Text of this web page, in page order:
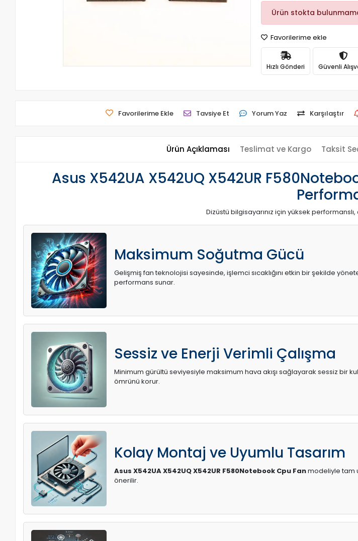
Ürün stokta
Favorilerime ekle
Hızlı Gönderi Güvenli
Favorilerime Ekle Tavsiye Et Yorum Yaz Karşılaştır
Ürün Açıklaması Teslimat ve Kargo Taksit
Asus X542UA X542UQ X542UR
Dizüstü bilgisayarınız için yüksek performanslı,
Maksimum Soğutma Gücü
Gelişmiş fan teknolojisi sayesinde, işlemci sıcaklığını etkin bir şekilde
performans sunar.
Sessiz ve Enerji Verimli Çalışma
Minimum gürültü seviyesiyle maksimum hava akışı sağlayarak sessiz bir
ömrünü korur.
Kolay Montaj ve Uyumlu Tasarım
Asus X542UA X542UQ X542UR F580Notebook Cpu Fanmodeliyle tam
önerilir.